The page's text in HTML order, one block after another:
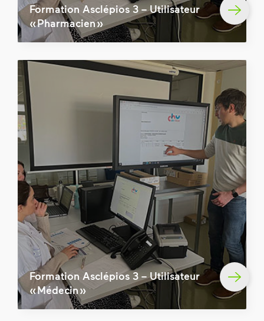
Formation Asclépios 3 – Utilisateur
« Pharmacien »
Formation Asclépios 3 – Utilisateur
« Médecin »